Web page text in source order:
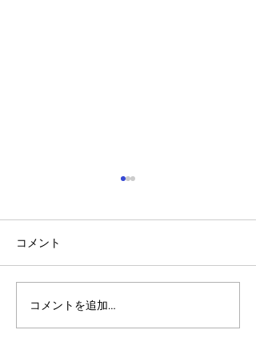
アルゴランドのポスト量
子暗号（PQC）ロードマ
コメント
コメントを追加…